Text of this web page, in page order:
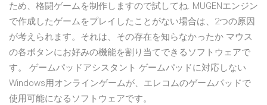
ため、格闘ゲームを制作しますので試してね. MUGENエンジン
で作成したゲームをプレイしたことがない場合は、2つの原因
が考えられます。それは、その存在を知らなかったか マウス
の各ボタンにお好みの機能を割り当てできるソフトウェアで
す。 ゲームパッドアシスタント ゲームパッドに対応しない
Windows用オンラインゲームが、エレコムのゲームパッドで
使用可能になるソフトウェアです。